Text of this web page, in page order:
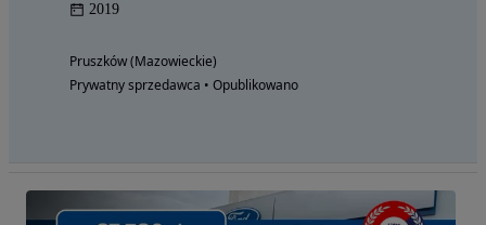
2019
Pruszków (Mazowieckie)
Prywatny sprzedawca • Opublikowano